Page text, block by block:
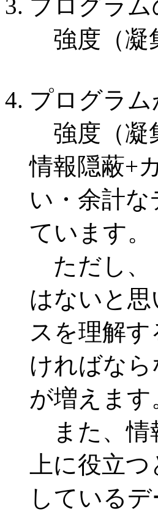
プログラ
強度（凝
プログラ
強度（凝
情報隠蔽+
い・余計
ています。
ただし、
はないと
スを理解
ければな
が増えます
また、情
上に役立
している